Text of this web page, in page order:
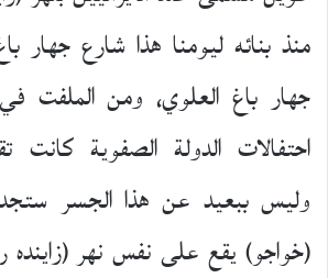
منذ بنائه ليومنا هذا شارع جهار
جهار باغ العلوي، ومن الملفت
احتفالات الدولة الصفوية كانت
وليس ببعيد عن هذا الجسر
(خواجو) يقع على نفس نهر